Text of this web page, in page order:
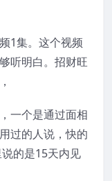
1集。这个视频
听明白。招财旺
一个是通过面相
过的人说，快的
的是15天内见